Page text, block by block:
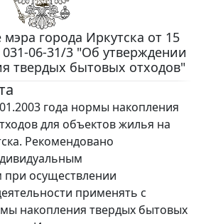
города Иркутска от 15
031-06-31/3 "Об утверждении
твердых бытовых отходов"
года нормы накопления
для объектов жилья на
Рекомендовано
осуществлении
применять с
накопления твердых бытовых